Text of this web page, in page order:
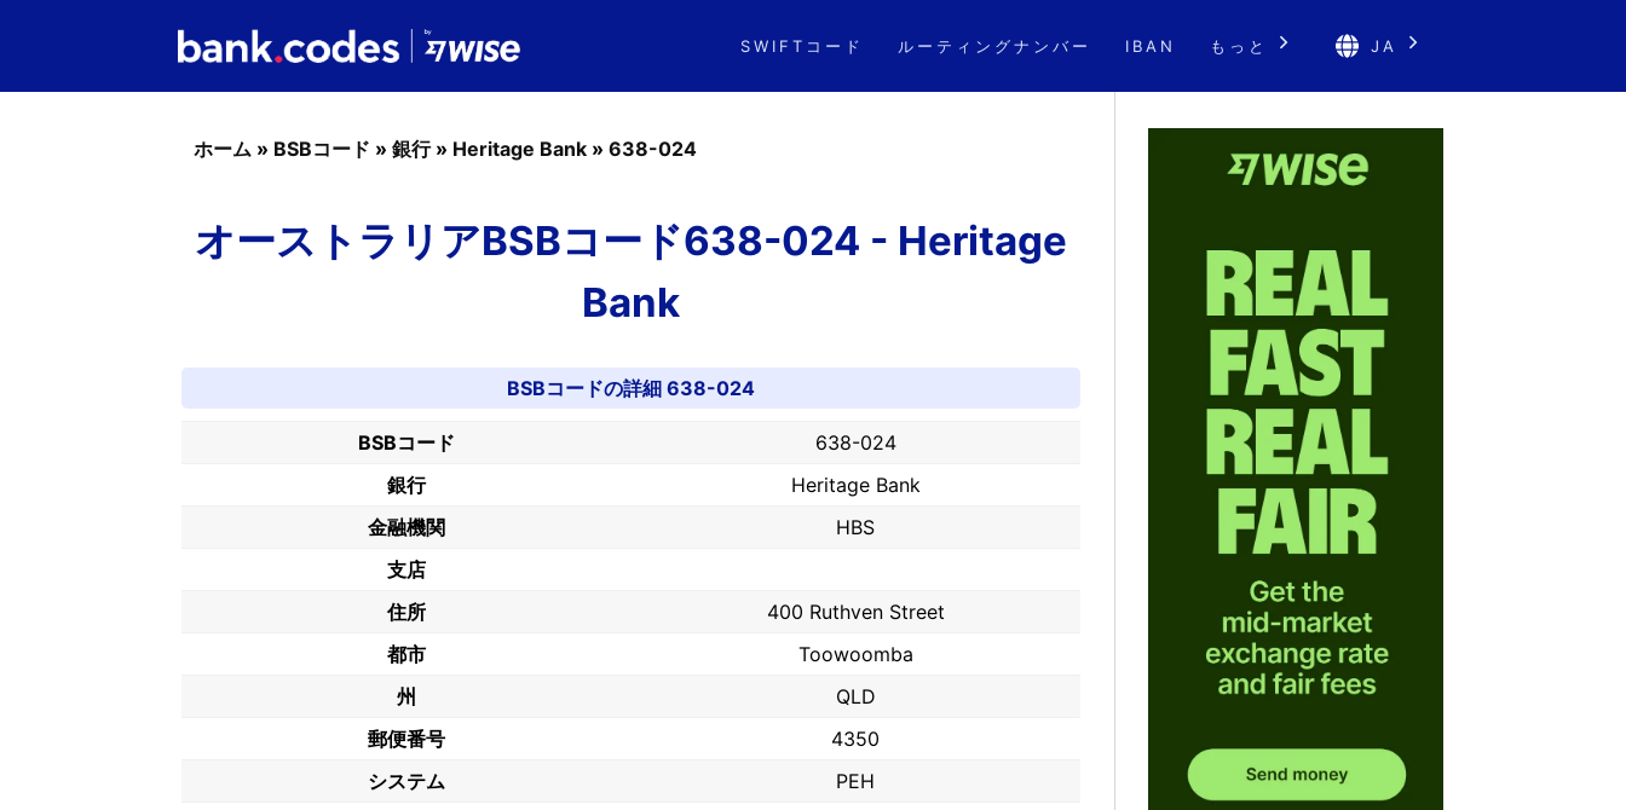
SWIFTコード ルーティングナンバー IBAN もっと JA
ホーム » BSBコード » 銀行» Heritage Bank » 638-024
オーストラリアBSBコード638-024 - Heritage
Bank
BSBコードの詳細 638-024
BSBコード
638-024
銀行
Heritage Bank
金融機関
HBS
支店
住所
400 Ruthven Street
都市
Toowoomba
州
QLD
郵便番号
4350
システム
PEH